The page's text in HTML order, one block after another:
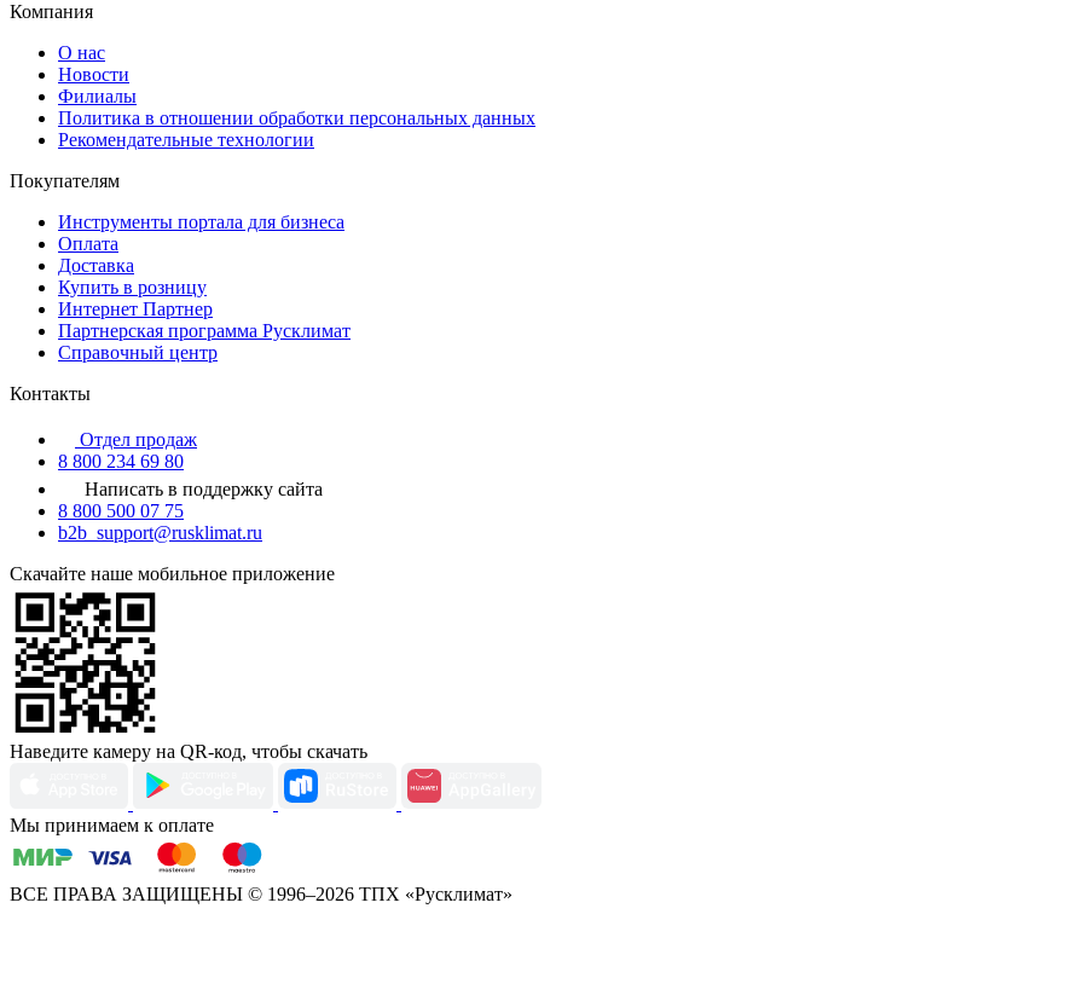
Компания
О нас
Новости
Филиалы
Политика в отношении обработки персональных данных
Рекомендательные технологии
Покупателям
Инструменты портала для бизнеса
Оплата
Доставка
Купить в розницу
Интернет Партнер
Партнерская программа Русклимат
Справочный центр
Контакты
Отдел продаж
8 800 234 69 80
Написать в поддержку сайта
8 800 500 07 75
b2b_support@rusklimat.ru
Скачайте наше мобильное приложение
Наведите камеру на QR-код, чтобы скачать
Мы принимаем к оплате
ВСЕ ПРАВА ЗАЩИЩЕНЫ © 1996–2026 ТПХ «Русклимат»